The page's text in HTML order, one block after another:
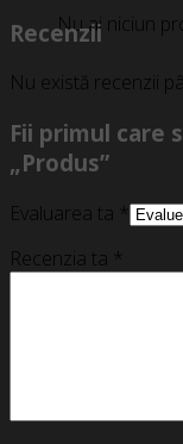
Nu ai niciun
Recenzii
Nu există recenzii
Fii primul care
„Produs”
Evaluarea ta *
Recenzia ta *